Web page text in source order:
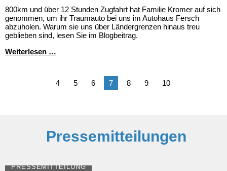
800km und über 12 Stunden Zugfahrt hat Familie Kromer auf sich
genommen, um ihr Traumauto bei uns im Autohaus Fersch
abzuholen. Warum sie uns über Ländergrenzen hinaus treu
geblieben sind, lesen Sie im Blogbeitrag.
Weiterlesen …
4 5 6 7 8 9 10
Pressemitteilungen
PRESSEMITTEILUNG